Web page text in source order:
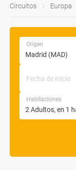
Circuitos Europa
Origen
Fecha de inicio
Habitaciones